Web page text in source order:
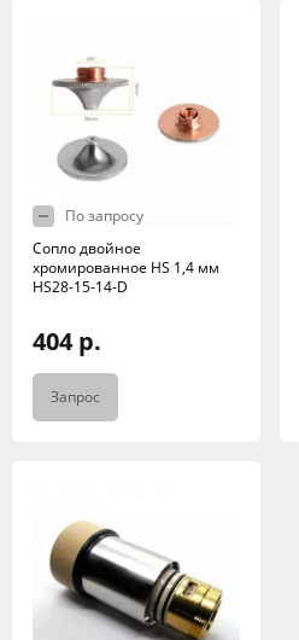
По запросу
Сопло двойное
хромированное HS 1,4 мм
HS28-15-14-D
404 р.
Запрос